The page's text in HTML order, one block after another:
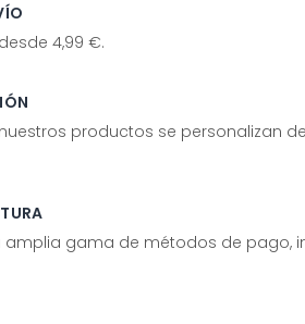
4,99 €.
productos se personalizan
amplia gama de métodos de pago,